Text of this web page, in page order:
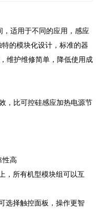
适用于不同的应用，感应
的模块化设计，标准的器
维护维修简单，降低使用成
，比可控硅感应加热电源节
性高
，所有机型模块组可以互
选择触控面板，操作更智